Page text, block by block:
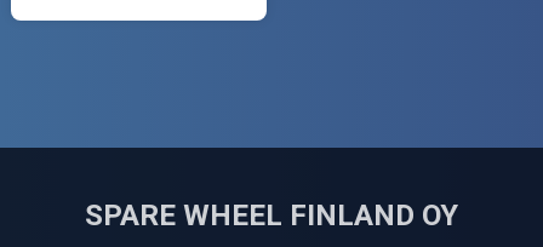
SPARE WHEEL FINLAND OY